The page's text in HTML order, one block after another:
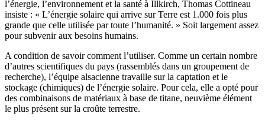
l’énergie, l’environnement et la santé à Illkirch, Thomas Cottineau
insiste : « L’énergie solaire qui arrive sur Terre est 1.000 fois plus
grande que celle utilisée par toute l’humanité. » Soit largement assez
pour subvenir aux besoins humains.
A condition de savoir comment l’utiliser. Comme un certain nombre
d’autres scientifiques du pays (rassemblés dans un groupement de
recherche), l’équipe alsacienne travaille sur la captation et le
stockage (chimiques) de l’énergie solaire. Pour cela, elle a opté pour
des combinaisons de matériaux à base de titane, neuvième élément
le plus présent sur la croûte terrestre.